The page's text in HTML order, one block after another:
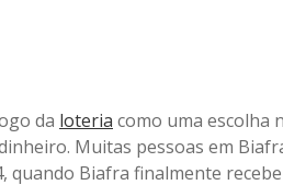
da loteria como uma escolha
Muitas pessoas em
quando Biafra finalmente